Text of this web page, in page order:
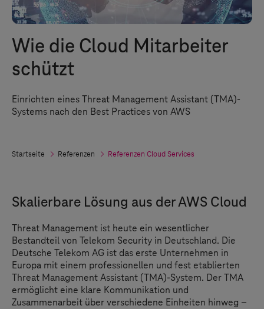
Wie die Cloud Mitarbeiter
schützt
Einrichten eines Threat Management Assistant (TMA)-
Systems nach den Best Practices von AWS
Startseite Referenzen Referenzen Cloud Services
Skalierbare Lösung aus der AWS Cloud
Threat Management ist heute ein wesentlicher
Bestandteil von Telekom Security in Deutschland. Die
Deutsche Telekom AG ist das erste Unternehmen in
Europa mit einem professionellen und fest etablierten
Threat Management Assistant (TMA)-System. Der TMA
ermöglicht eine klare Kommunikation und
Zusammenarbeit über verschiedene Einheiten hinweg –